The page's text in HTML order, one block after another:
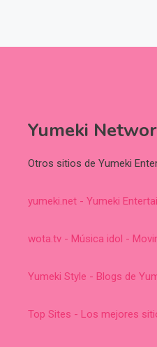
Yumeki
Otros sitios de Yumeki
yumeki.net - Yumeki
wota.tv - Música idol -
Yumeki Style - Blogs de
Top Sites - Los mejores